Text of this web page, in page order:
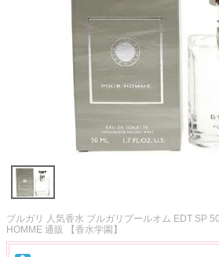
ブルガリ 人気香水 ブルガリプールオム EDT SP
HOMME 通販 【香水学園】